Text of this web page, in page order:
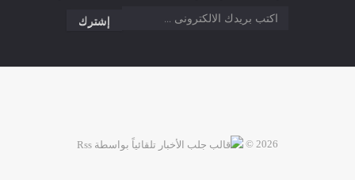
2026 ©